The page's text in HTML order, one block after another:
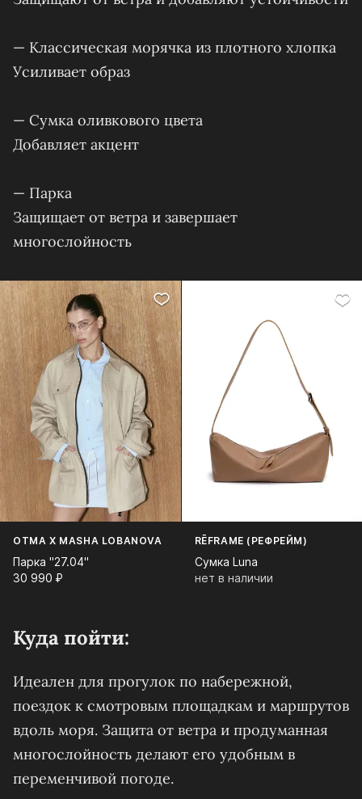
— Классическая морячка из плотного хлопка
Усиливает образ
— Сумка оливкового цвета
Добавляет акцент
— Парка
Защищает от ветра и завершает
многослойность
OTMA X MASHA LOBANOVA
Парка "27.04"
30 990⁠ ⁠₽
RĒFRAME (РЕФРЕЙМ)
Сумка Luna
нет в наличии
Куда пойти:
Идеален для прогулок по набережной,
поездок к смотровым площадкам и маршрутов
вдоль моря. Защита от ветра и продуманная
многослойность делают его удобным в
переменчивой погоде.